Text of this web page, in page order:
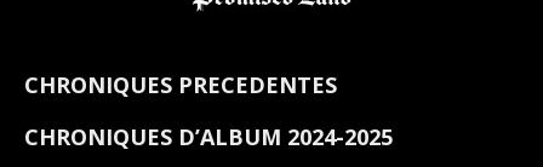
CHRONIQUES PRECEDENTES
CHRONIQUES D’ALBUM 2024-2025